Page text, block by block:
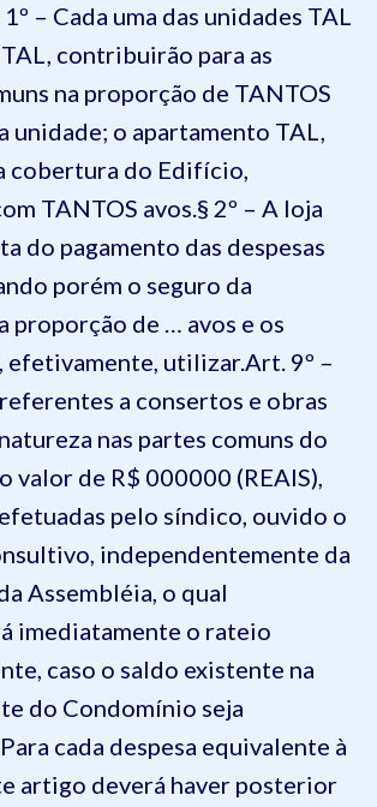
1º – Cada uma das unidades TAL
TAL, contribuirão para as
na proporção de TANTOS
unidade; o apartamento TAL,
cobertura do Edifício,
TANTOS avos.§ 2º – A loja
do pagamento das despesas
porém o seguro da
proporção de … avos e os
efetivamente, utilizar.Art. 9º –
a consertos e obras
nas partes comuns do
valor de R$ 000000 (REAIS),
pelo síndico, ouvido o
independentemente da
Assembléia, o qual
imediatamente o rateio
caso o saldo existente na
do Condomínio seja
cada despesa equivalente à
artigo deverá haver posterior